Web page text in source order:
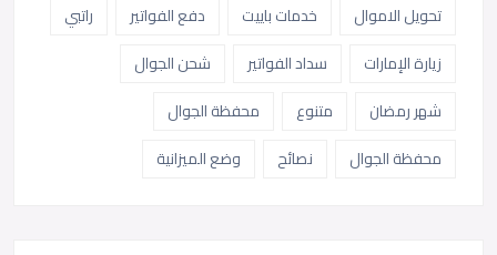
تحويل الاموال
خدمات باييت دفع الفواتير
راتبي
زيارة الإمارات
سداد الفواتير
شحن الجوال
شهر رمضان
متنوع
محفظة الجوال
محفظة الجوال
نصائح وضع الميزانية